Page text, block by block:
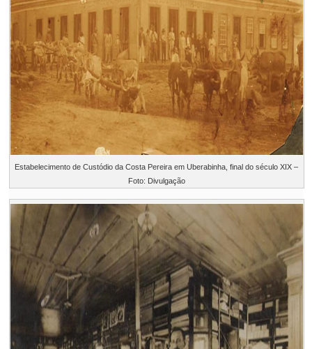
Estabelecimento de Custódio da Costa Pereira em Uberabinha, final do século XIX –
Foto: Divulgação